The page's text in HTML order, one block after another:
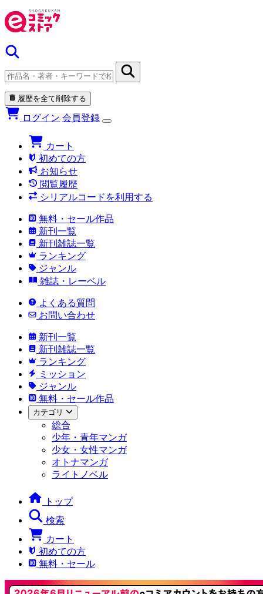
履歴を全て削除する
ログイン 会員登録
カート
初めての方
お知らせ
閲覧履歴
シリアルコードを利用する
無料・セール作品
新刊一覧
新刊雑誌一覧
ランキング
ジャンル
雑誌・レーベル
よくある質問
お問い合わせ
新刊一覧
新刊雑誌一覧
ランキング
ミッション
ジャンル
無料・セール作品
カテゴリ
総合
少年・青年マンガ
少女・女性マンガ
オトナマンガ
ライトノベル
トップ
検索
カート
初めての方
無料・セール